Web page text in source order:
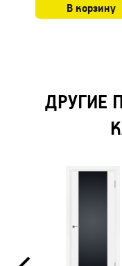
В корзину
ДРУГИЕ